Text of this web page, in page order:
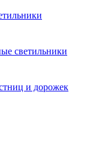
светильники
и дорожек